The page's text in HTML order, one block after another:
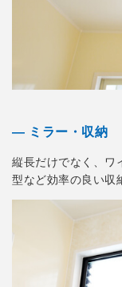
― ミラー・収納
縦長だけでなく、ワ
型など効率の良い収